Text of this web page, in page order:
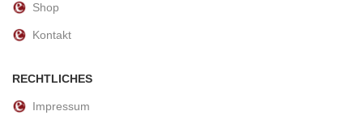
Shop
Kontakt
RECHTLICHES
Impressum